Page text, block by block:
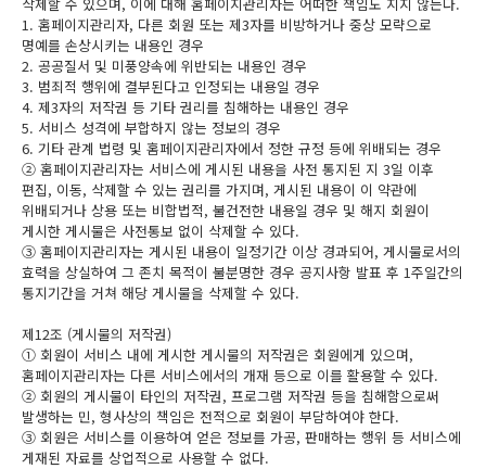
1. 홈페이지관리자, 다른 회원 또는 제3자를 비방하거나 중상 모략으로
명예를 손상시키는 내용인 경우
2. 공공질서 및 미풍양속에 위반되는 내용인 경우
3. 범죄적 행위에 결부된다고 인정되는 내용일 경우
4. 제3자의 저작권 등 기타 권리를 침해하는 내용인 경우
5. 서비스 성격에 부합하지 않는 정보의 경우
6. 기타 관계 법령 및 홈페이지관리자에서 정한 규정 등에 위배되는 경우
② 홈페이지관리자는 서비스에 게시된 내용을 사전 통지된 지 3일 이후
편집, 이동, 삭제할 수 있는 권리를 가지며, 게시된 내용이 이 약관에
위배되거나 상용 또는 비합법적, 불건전한 내용일 경우 및 해지 회원이
게시한 게시물은 사전통보 없이 삭제할 수 있다.
③ 홈페이지관리자는 게시된 내용이 일정기간 이상 경과되어, 게시물로서의
효력을 상실하여 그 존치 목적이 불분명한 경우 공지사항 발표 후 1주일간의
통지기간을 거쳐 해당 게시물을 삭제할 수 있다.
제12조 (게시물의 저작권)
① 회원이 서비스 내에 게시한 게시물의 저작권은 회원에게 있으며,
홈페이지관리자는 다른 서비스에서의 개재 등으로 이를 활용할 수 있다.
② 회원의 게시물이 타인의 저작권, 프로그램 저작권 등을 침해함으로써
발생하는 민, 형사상의 책임은 전적으로 회원이 부담하여야 한다.
③ 회원은 서비스를 이용하여 얻은 정보를 가공, 판매하는 행위 등 서비스에
게재된 자료를 상업적으로 사용할 수 없다.